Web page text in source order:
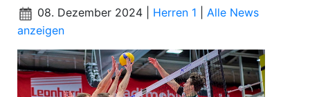
08. Dezember 2024 | Herren 1
Alle News
anzeigen